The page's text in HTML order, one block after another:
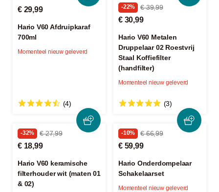
€ 29,99
Hario V60 Afdruipkaraf
700ml
(4)
Momenteel nieuw geleverd
-22% € 39,99
€ 30,99
Hario V60 Metalen
Druppelaar 02 Roestvrij
Staal Koffiefilter
(handfilter)
(3)
Momenteel nieuw geleverd
-32% € 27,99
€ 18,99
Hario V60 keramische
filterhouder wit (maten 01
& 02)
-10% € 66,99
€ 59,99
Hario Onderdompelaar
Schakelaarset
Momenteel nieuw geleverd